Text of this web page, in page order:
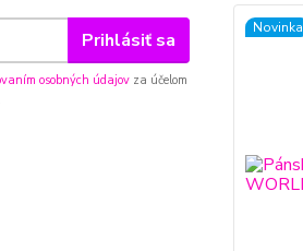
Prihlásiť sa
osobných údajov za účelom
Novinka